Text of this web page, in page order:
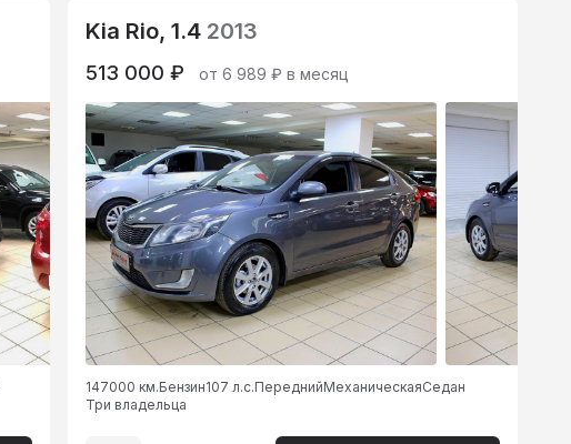
Kia Rio, 1.4 2013
513 000 ₽ от 6 989 ₽ в месяц
147000 км.Бензин107 л.с.ПереднийМеханическаяСедан
Три владельца